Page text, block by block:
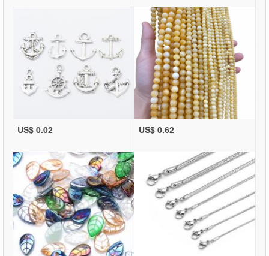
US$ 0.02 US$ 0.62